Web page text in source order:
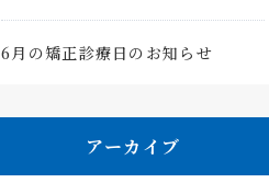
6月の矯正診療日のお知らせ
アーカイブ